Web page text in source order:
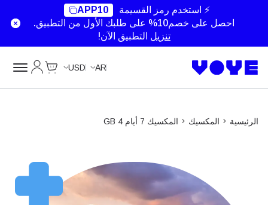
⚡ استخدم رمز القسيمة
APP10
احصل على خصم10% على طلبك الأول من التطبيق.
تنزيل التطبيق الآن!
AR
USD
الرئيسية المكسيك المكسيك 7 أيام 4 GB
Unlimited Data